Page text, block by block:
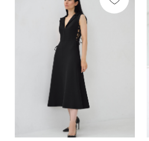
ИП ОНАССИС ИННА ВАЛЕРЬЕВНА
ИНН 260105030398
© 2023 Все права защищены
Любое копирование материалов сайта и элементов
включая изображения строго запрещены.